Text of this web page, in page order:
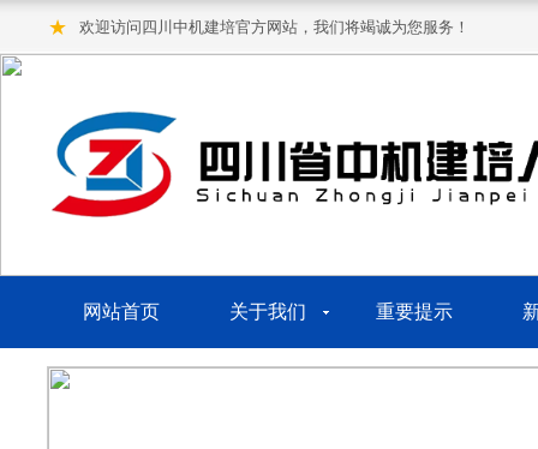
★ 欢迎访问四川中机建培官方网站，我们将竭诚为您服务！
网站首页 关于我们 重要提示